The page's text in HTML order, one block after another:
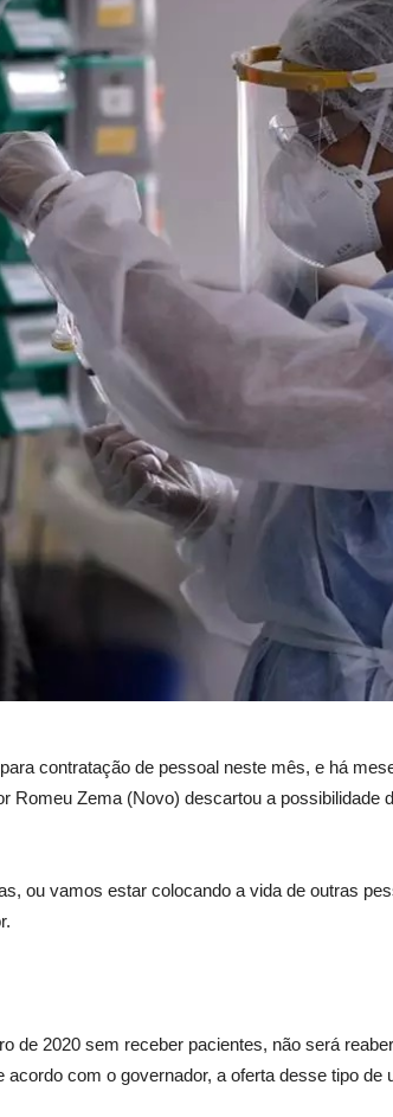
contratação de pessoal neste mês, e há
Zema (Novo) descartou a possibilidade
ou vamos estar colocando a vida de outras
de 2020 sem receber pacientes, não será
com o governador, a oferta desse tipo de